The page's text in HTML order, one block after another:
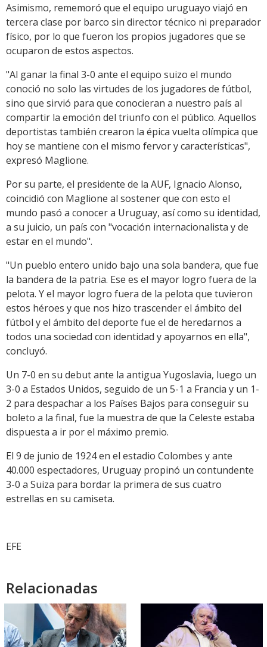
Asimismo, rememoró que el equipo uruguayo viajó en
tercera clase por barco sin director técnico ni preparador
físico, por lo que fueron los propios jugadores que se
ocuparon de estos aspectos.
"Al ganar la final 3-0 ante el equipo suizo el mundo
conoció no solo las virtudes de los jugadores de fútbol,
sino que sirvió para que conocieran a nuestro país al
compartir la emoción del triunfo con el público. Aquellos
deportistas también crearon la épica vuelta olímpica que
hoy se mantiene con el mismo fervor y características",
expresó Maglione.
Por su parte, el presidente de la AUF, Ignacio Alonso,
coincidió con Maglione al sostener que con esto el
mundo pasó a conocer a Uruguay, así como su identidad,
a su juicio, un país con "vocación internacionalista y de
estar en el mundo".
"Un pueblo entero unido bajo una sola bandera, que fue
la bandera de la patria. Ese es el mayor logro fuera de la
pelota. Y el mayor logro fuera de la pelota que tuvieron
estos héroes y que nos hizo trascender el ámbito del
fútbol y el ámbito del deporte fue el de heredarnos a
todos una sociedad con identidad y apoyarnos en ella",
concluyó.
Un 7-0 en su debut ante la antigua Yugoslavia, luego un
3-0 a Estados Unidos, seguido de un 5-1 a Francia y un 1-
2 para despachar a los Países Bajos para conseguir su
boleto a la final, fue la muestra de que la Celeste estaba
dispuesta a ir por el máximo premio.
El 9 de junio de 1924 en el estadio Colombes y ante
40.000 espectadores, Uruguay propinó un contundente
3-0 a Suiza para bordar la primera de sus cuatro
estrellas en su camiseta.
EFE
Relacionadas